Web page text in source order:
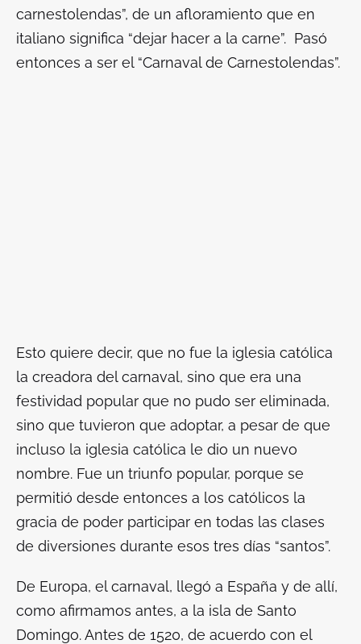
carnestolendas”, de un afloramiento que en
italiano significa “dejar hacer a la carne”. Pasó
entonces a ser el “Carnaval de Carnestolendas”.
Esto quiere decir, que no fue la iglesia católica
la creadora del carnaval, sino que era una
festividad popular que no pudo ser eliminada,
sino que tuvieron que adoptar, a pesar de que
incluso la iglesia católica le dio un nuevo
nombre. Fue un triunfo popular, porque se
permitió desde entonces a los católicos la
gracia de poder participar en todas las clases
de diversiones durante esos tres días “santos”.
De Europa, el carnaval, llegó a España y de allí,
como afirmamos antes, a la isla de Santo
Domingo. Antes de 1520, de acuerdo con el